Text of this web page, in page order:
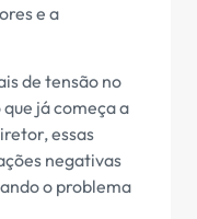
e a
de tensão no
já começa a
essas
negativas
o problema